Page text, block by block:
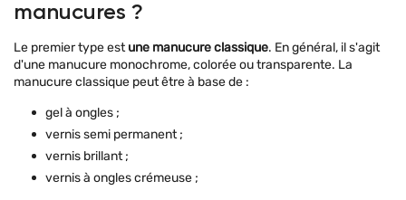
manucures ?
Le premier type estune manucure classique. En général, il s'agit
d'une manucure monochrome, colorée ou transparente. La
manucure classique peut être à base de :
gel à ongles ;
vernis semi permanent ;
vernis brillant ;
vernis à ongles crémeuse ;